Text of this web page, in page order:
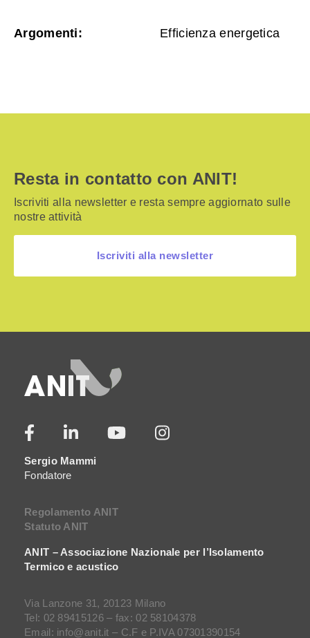
Argomenti: Efficienza energetica
Resta in contatto con ANIT!
Iscriviti alla newsletter e resta sempre aggiornato sulle
nostre attività
Iscriviti alla newsletter
Sergio Mammi
Fondatore
Regolamento ANIT
Statuto ANIT
ANIT – Associazione Nazionale per l’Isolamento
Termico e acustico
Via Lanzone 31, 20123 Milano
Tel: 02 89415126 – fax: 02 58104378
Email: info@anit.it – C.F e P.IVA 07301390154